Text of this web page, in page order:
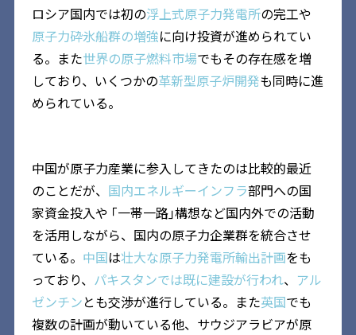
ロシア国内では初の浮上式原子力発電所の完工や
原子力砕氷船群の増強に向け投資が進められてい
る。また世界の原子燃料市場でもその存在感を増
しており、いくつかの革新型原子炉開発も同時に進
められている。
中国が原子力産業に参入してきたのは比較的最近
のことだが、 国内エネルギーインフラ部門への国
家資金投入や ｢一帯一路｣構想など国内外での活動
を活用しながら、国内の原子力企業群を統合させ
ている。 中国は壮大な原子力発電所輸出計画をも
っており、 パキスタンでは既に建設が行われ、 アル
ゼンチンとも交渉が進行している。また英国でも
複数の計画が動いている他、サウジアラビアが原